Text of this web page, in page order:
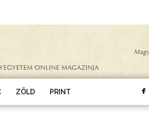
ZÖLD PRINT